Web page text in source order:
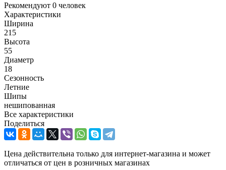
Рекомендуют 0 человек
Характеристики
Ширина
215
Высота
55
Диаметр
18
Сезонность
Летние
Шипы
нешипованная
Все характеристики
Поделиться
Цена действительна только для интернет-магазина и может
отличаться от цен в розничных магазинах